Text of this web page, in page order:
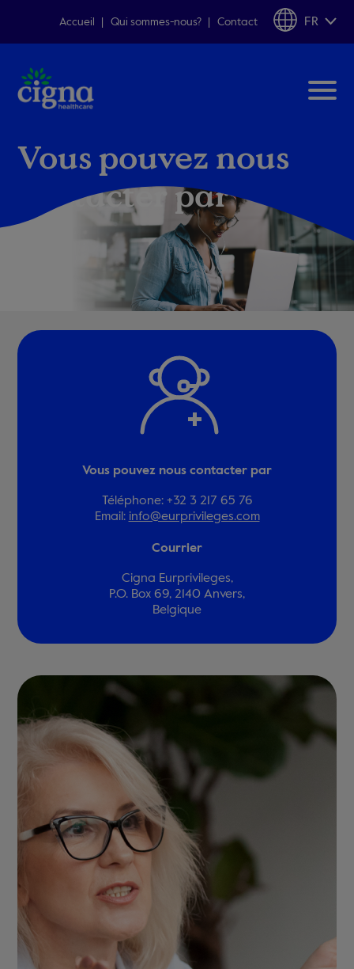
Accueil Qui sommes-nous? Contact FR
Vous pouvez nous
contacter par
Vous pouvez nous contacter par
Téléphone: +32 3 217 65 76
Email: info@eurprivileges.com
Courrier
Cigna Eurprivileges,
P.O. Box 69, 2140 Anvers,
Belgique